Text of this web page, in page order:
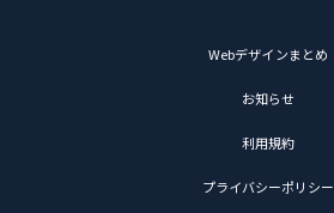
Webデザインまとめ
お知らせ
利用規約
プライバシーポリシー